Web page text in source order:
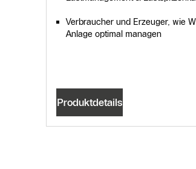
Verbraucher und Erzeuger, wie
Anlage optimal managen
Produktdetails